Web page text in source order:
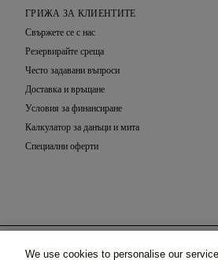
ГРИЖА ЗА КЛИЕНТИТЕ
Свържете се с нас
Резервирайте среща
Често задавани въпроси
Доставка и връщане
Условия за финансиране
Калкулатор за данъци и мита
Специални оферти
We use cookies to personalise our